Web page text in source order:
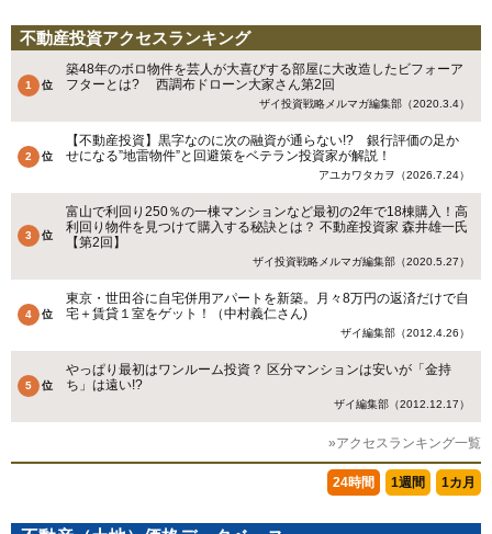
不動産投資アクセスランキング
築48年のボロ物件を芸人が大喜びする部屋に大改造したビフォーア
フターとは? 西調布ドローン大家さん第2回
ザイ投資戦略メルマガ編集部（2020.3.4）
【不動産投資】黒字なのに次の融資が通らない!? 銀行評価の足か
せになる”地雷物件”と回避策をベテラン投資家が解説！
アユカワタカヲ（2026.7.24）
富山で利回り250％の一棟マンションなど最初の2年で18棟購入！高
利回り物件を見つけて購入する秘訣とは？ 不動産投資家 森井雄一氏
【第2回】
ザイ投資戦略メルマガ編集部（2020.5.27）
東京・世田谷に自宅併用アパートを新築。月々8万円の返済だけで自
宅＋賃貸１室をゲット！（中村義仁さん)
ザイ編集部（2012.4.26）
やっぱり最初はワンルーム投資？ 区分マンションは安いが「金持
ち」は遠い!?
ザイ編集部（2012.12.17）
»アクセスランキング一覧
24時間 1週間 1カ月